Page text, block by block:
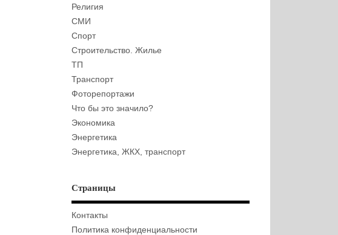
Религия
СМИ
Спорт
Строительство. Жилье
ТП
Транспорт
Фоторепортажи
Что бы это значило?
Экономика
Энергетика
Энергетика, ЖКХ, транспорт
Страницы
Контакты
Политика конфиденциальности